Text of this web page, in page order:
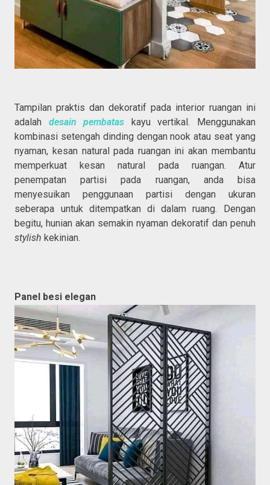
Tampilan praktis dan dekoratif pada interior ruangan ini
adalah desain pembatas
kayu vertikal. Menggunakan
kombinasi setengah dinding dengan nook atau seat yang
nyaman, kesan natural pada ruangan ini akan membantu
memperkuat kesan natural pada ruangan. Atur
penempatan partisi pada ruangan, anda bisa
menyesuikan penggunaan partisi dengan ukuran
seberapa untuk ditempatkan di dalam ruang. Dengan
begitu, hunian akan semakin nyaman dekoratif dan penuh
stylish kekinian.
Panel besi elegan